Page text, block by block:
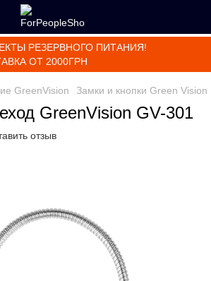
РЕЗЕРВНОГО ПИТАНИЯ!
ОТ 2000ГРН
GreenVision Замки и кнопки Green Vision
GreenVision GV-301
отзыв